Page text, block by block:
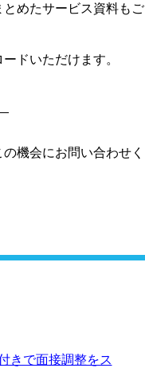
めたサービス資料もご
ドいただけます。
機会にお問い合わせく
きで面接調整をス